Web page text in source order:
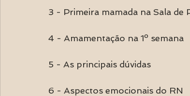
3 - Primeira mamada na Sala de
4 - Amamentação na 1º semana
5 - As principais dúvidas
6 - Aspectos emocionais do RN